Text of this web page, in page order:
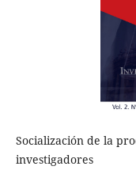
Socialización de la
investigadores